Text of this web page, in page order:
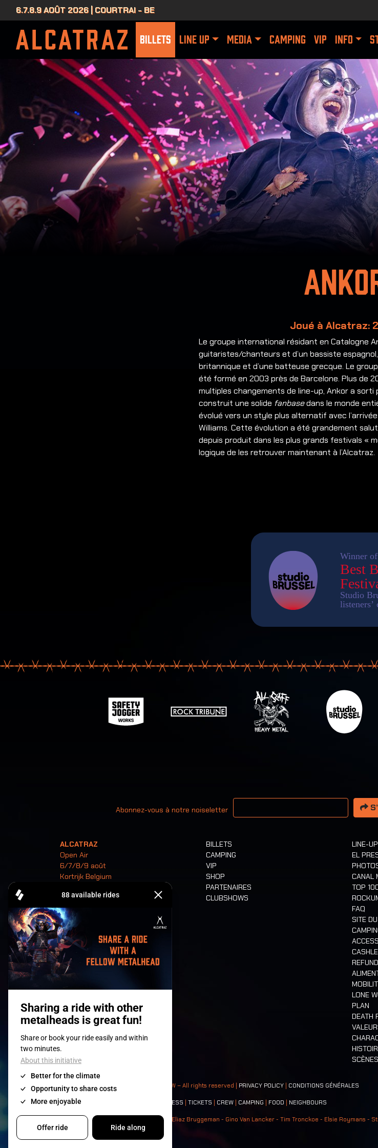
6.7.8.9 AOÛT 2026 | COURTRAI - BE
BILLETS LINE UP MEDIA CAMPING VIP INFO
Joué à Alcatraz:
Le groupe international résidant en Catalogne
guitaristes/chanteurs et d’un bassiste
britannique et d’une batteuse grecque.Le
été formé en 2003 près de Barcelone. Plus de
multiples changements de line-up, Ankor a sorti
construit une solide fanbasedans le monde
évolué vers un style plus alternatif avec
Williams. Cette évolution a été grandement
depuis produit dans les plus grands festivals «
logique de les retrouver maintenant à l’Alcatraz.
Abonnez-vous à notre noiseletter
Votre adresse email
ALCATRAZ
Open Air
6/7/8/9 août
Kortrijk Belgium
Billets
BILLETS
CAMPING
VIP
SHOP
PARTENAIRES
CLUBSHOWS
LINE-UP
EL
CANAL
TOP
FAQ
SITE
REFUND
LONE
PLAN
DEATH
SCÈNES
© 2008-2026 - Apache Productions VZW – All rights reserved | PRIVACY POLICY CONDITIONS GÉNÉRALES
Contact: PRESS TICKETS CREW CAMPING FOOD NEIGHBOURS
Photos: Ann Kermans - Hans Van Hoof - Eliaz Bruggeman - Gino Van Lancker - Tim Tronckoe - Elsie Roymans